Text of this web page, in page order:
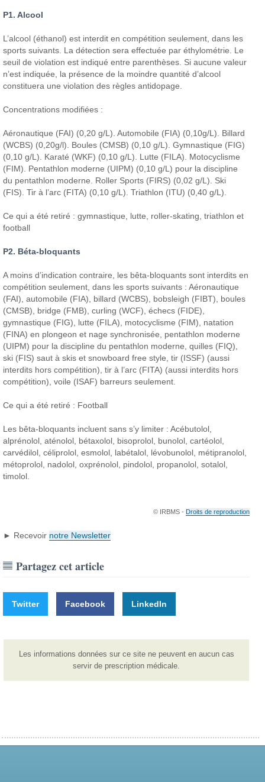
P1. Alcool
L’alcool (éthanol) est interdit en compétition seulement, dans les
sports suivants. La détection sera effectuée par éthylométrie. Le
seuil de violation est indiqué entre parenthèses. Si aucune valeur
n’est indiquée, la présence de la moindre quantité d’alcool
constituera une violation des règles antidopage.
Concentrations modifiées :
Aéronautique (FAI) (0,20 g/L). Automobile (FIA) (0,10g/L). Billard
(WCBS) (0,20g/l). Boules (CMSB) (0,10 g/L). Gymnastique (FIG)
(0,10 g/L). Karaté (WKF) (0,10 g/L). Lutte (FILA). Motocyclisme
(FIM). Pentathlon moderne (UIPM) (0,10 g/L) pour la discipline
du pentathlon moderne. Roller Sports (FIRS) (0,02 g/L). Ski
(FIS). Tir à l’arc (FITA) (0,10 g/L). Triathlon (ITU) (0,40 g/L).
Ce qui a été retiré : gymnastique, lutte, roller-skating, triathlon et
football
P2. Béta-bloquants
A moins d’indication contraire, les bêta-bloquants sont interdits en
compétition seulement, dans les sports suivants : Aéronautique
(FAI), automobile (FIA), billard (WCBS), bobsleigh (FIBT), boules
(CMSB), bridge (FMB), curling (WCF), échecs (FIDE),
gymnastique (FIG), lutte (FILA), motocyclisme (FIM), natation
(FINA) en plongeon et nage synchronisée, pentathlon moderne
(UIPM) pour la discipline du pentathlon moderne, quilles (FIQ),
ski (FIS) saut à skis et snowboard free style, tir (ISSF) (aussi
interdits hors compétition), tir à l’arc (FITA) (aussi interdits hors
compétition), voile (ISAF) barreurs seulement.
Ce qui a été retiré : Football
Les bêta-bloquants incluent sans s’y limiter : Acébutolol,
alprénolol, aténolol, bétaxolol, bisoprolol, bunolol, cartéolol,
carvédilol, céliprolol, esmolol, labétalol, lévobunolol, métipranolol,
métoprolol, nadolol, oxprénolol, pindolol, propanolol, sotalol,
timolol.
© IRBMS - Droits de reproduction
► Recevoir notre Newsletter
Partagez cet article
Twitter Facebook LinkedIn
Les informations données sur ce site ne peuvent en aucun cas
servir de prescription médicale.